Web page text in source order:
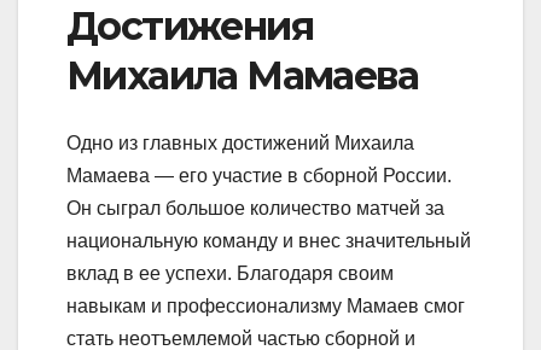
Достижения
Михаила Мамаева
Одно из главных достижений Михаила
Мамаева — его участие в сборной России.
Он сыграл большое количество матчей за
национальную команду и внес значительный
вклад в ее успехи. Благодаря своим
навыкам и профессионализму Мамаев смог
стать неотъемлемой частью сборной и